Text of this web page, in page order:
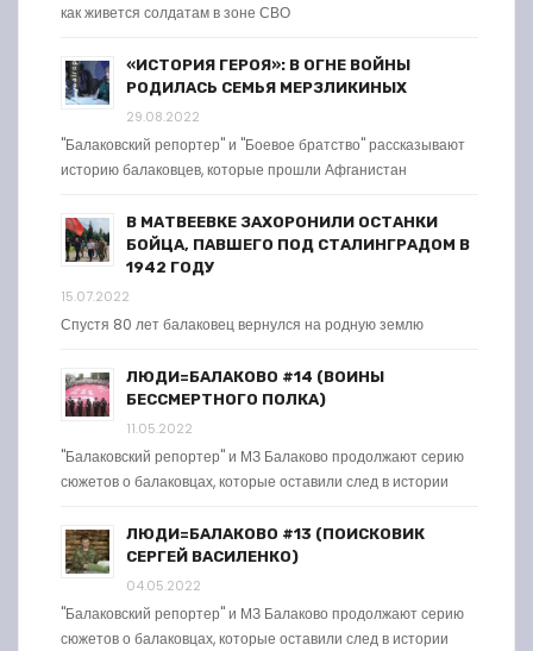
как живется солдатам в зоне СВО
«ИСТОРИЯ ГЕРОЯ»: В ОГНЕ ВОЙНЫ
РОДИЛАСЬ СЕМЬЯ МЕРЗЛИКИНЫХ
29.08.2022
"Балаковский репортер" и "Боевое братство" рассказывают
историю балаковцев, которые прошли Афганистан
В МАТВЕЕВКЕ ЗАХОРОНИЛИ ОСТАНКИ
БОЙЦА, ПАВШЕГО ПОД СТАЛИНГРАДОМ В
1942 ГОДУ
15.07.2022
Спустя 80 лет балаковец вернулся на родную землю
ЛЮДИ=БАЛАКОВО #14 (ВОИНЫ
БЕССМЕРТНОГО ПОЛКА)
11.05.2022
"Балаковский репортер" и МЗ Балаково продолжают серию
сюжетов о балаковцах, которые оставили след в истории
ЛЮДИ=БАЛАКОВО #13 (ПОИСКОВИК
СЕРГЕЙ ВАСИЛЕНКО)
04.05.2022
"Балаковский репортер" и МЗ Балаково продолжают серию
сюжетов о балаковцах, которые оставили след в истории